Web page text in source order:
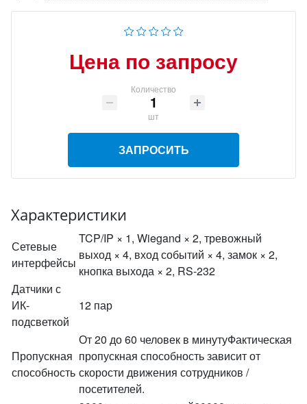
Цена по запросу
Количество
шт
ЗАПРОСИТЬ
Характеристики
Сетевые
интерфейсы
TCP/IP × 1, Wiegand × 2, тревожный
выход × 4, вход событий × 4, замок × 2,
кнопка выхода × 2, RS-232
Датчики с
ИК-
подсветкой
12 пар
Пропускная
способность
От 20 до 60 человек в минутуФактическая
пропускная способность зависит от
скорости движения сотрудников /
посетителей.